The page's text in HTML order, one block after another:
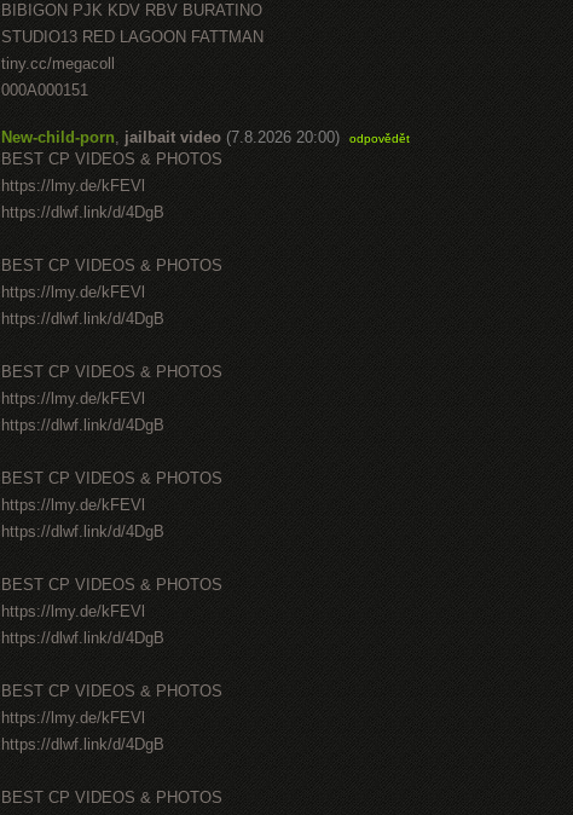
BIBIGON PJK KDV RBV BURATINO
STUDIO13 RED LAGOON FATTMAN
tiny.cc/megacoll
000A000151
New-child-porn, jailbait video (7.8.2026 20:00) odpovědět
BEST CP VIDEOS & PHOTOS
https://lmy.de/kFEVl
https://dlwf.link/d/4DgB
BEST CP VIDEOS & PHOTOS
https://lmy.de/kFEVl
https://dlwf.link/d/4DgB
BEST CP VIDEOS & PHOTOS
https://lmy.de/kFEVl
https://dlwf.link/d/4DgB
BEST CP VIDEOS & PHOTOS
https://lmy.de/kFEVl
https://dlwf.link/d/4DgB
BEST CP VIDEOS & PHOTOS
https://lmy.de/kFEVl
https://dlwf.link/d/4DgB
BEST CP VIDEOS & PHOTOS
https://lmy.de/kFEVl
https://dlwf.link/d/4DgB
BEST CP VIDEOS & PHOTOS